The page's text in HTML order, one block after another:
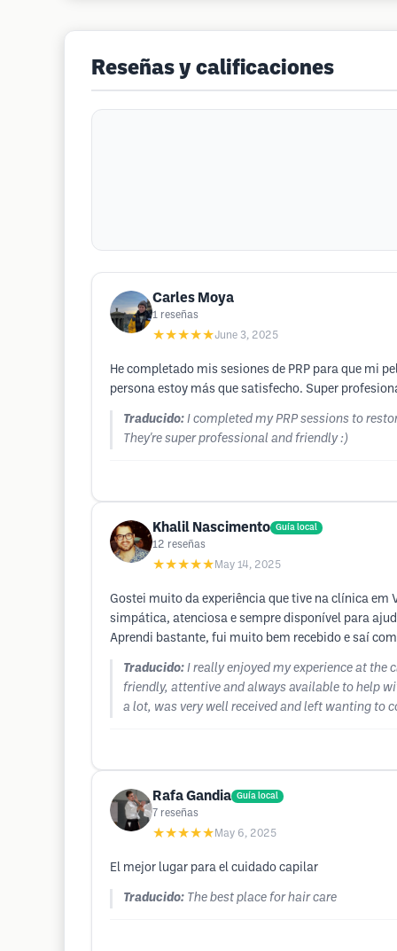
Reseñas y calificaciones
Carles Moya
1 reseñas
★★★★★June 3, 2025
He completado mis sesiones de PRP para que mi
persona estoy más que satisfecho. Super
Traducido: I completed my PRP sessions to
They're super professional and friendly :)
Khalil Nascimento Guía local
12 reseñas
★★★★★ May 14, 2025
Gostei muito da experiência que tive na clínica
simpática, atenciosa e sempre disponível para
Aprendi bastante, fui muito bem recebido e saí
Traducido: I really enjoyed my experience at
friendly, attentive and always available to help
a lot, was very well received and left wanting to
Rafa Gandia Guía local
7 reseñas
★★★★★ May 6, 2025
El mejor lugar para el cuidado capilar
Traducido: The best place for hair care